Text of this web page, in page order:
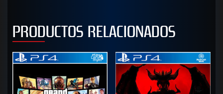
PRODUCTOS RELACIONADOS